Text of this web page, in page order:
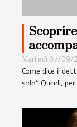
Martedì 07/09/
Come dice il
solo”. Quindi,